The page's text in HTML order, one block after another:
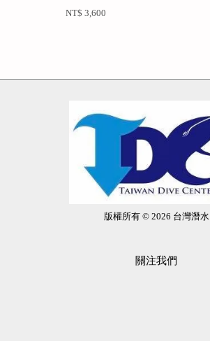
NT$ 3,600
版權所有 © 2026 台灣潛水
關注我們